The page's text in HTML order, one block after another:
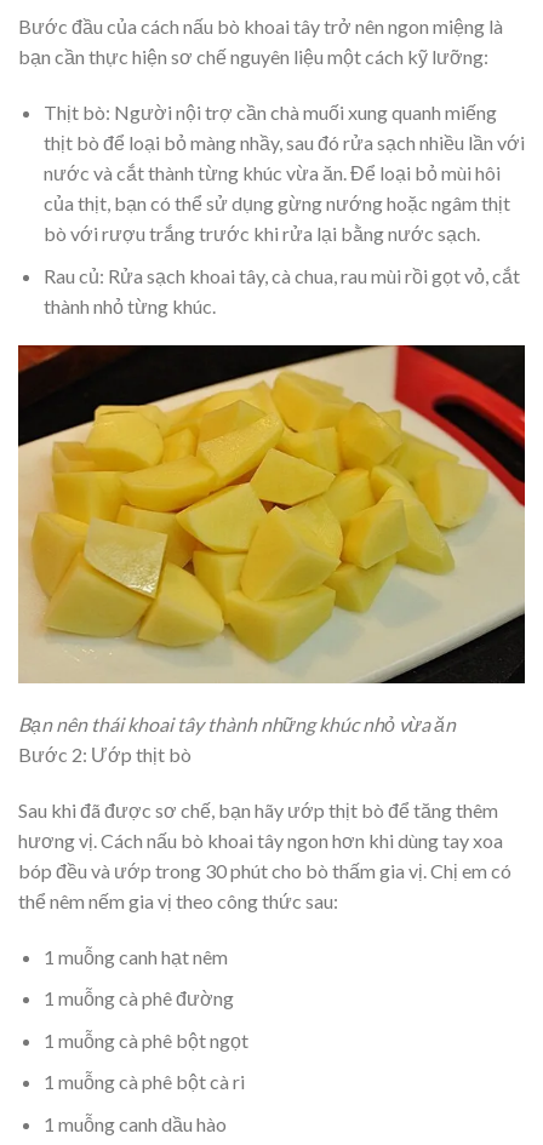
Bước đầu của cách nấu bò khoai tây trở nên ngon miệng là
bạn cần thực hiện sơ chế nguyên liệu một cách kỹ lưỡng:
Thịt bò: Người nội trợ cần chà muối xung quanh miếng
thịt bò để loại bỏ màng nhầy, sau đó rửa sạch nhiều lần với
nước và cắt thành từng khúc vừa ăn. Để loại bỏ mùi hôi
của thịt, bạn có thể sử dụng gừng nướng hoặc ngâm thịt
bò với rượu trắng trước khi rửa lại bằng nước sạch.
Rau củ: Rửa sạch khoai tây, cà chua, rau mùi rồi gọt vỏ, cắt
thành nhỏ từng khúc.
Bạn nên thái khoai tây thành những khúc nhỏ vừa ăn
Bước 2: Ướp thịt bò
Sau khi đã được sơ chế, bạn hãy ướp thịt bò để tăng thêm
hương vị. Cách nấu bò khoai tây ngon hơn khi dùng tay xoa
bóp đều và ướp trong 30 phút cho bò thấm gia vị. Chị em có
thể nêm nếm gia vị theo công thức sau:
1 muỗng canh hạt nêm
1 muỗng cà phê đường
1 muỗng cà phê bột ngọt
1 muỗng cà phê bột cà ri
1 muỗng canh dầu hào